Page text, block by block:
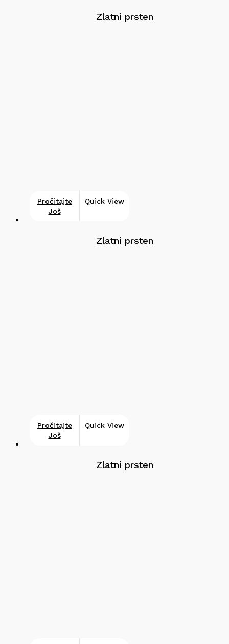
Zlatni prsten
Pročitajte
Još
Quick View
Zlatni prsten
Pročitajte
Još
Quick View
Zlatni prsten